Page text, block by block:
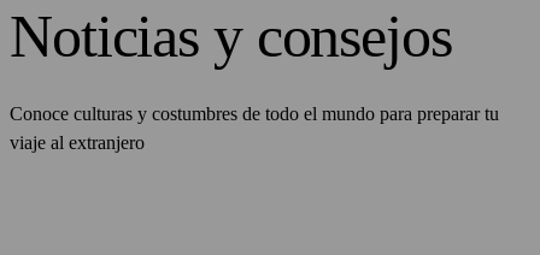
Noticias y consejos
Conoce culturas y costumbres de todo el mundo para preparar tu
viaje al extranjero